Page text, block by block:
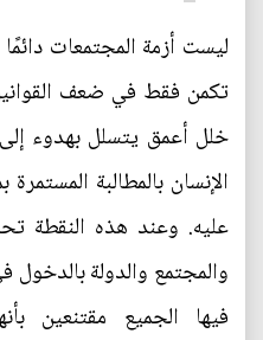
ليست أزمة المجتمعات
تكمن فقط في ضعف
خلل أعمق يتسلل بهدوء إلى
الإنسان بالمطالبة
عليه. وعند هذه النقطة
والمجتمع والدولة
فيها الجميع مقتنعين